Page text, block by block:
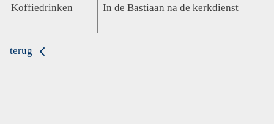
Koffiedrinken In de Bastiaan na de kerkdienst
terug